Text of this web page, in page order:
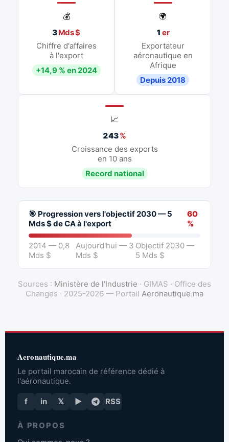
💰
3Mds $
Chiffre d'affaires
à l'export
+14,9 % en 2024
🌍
1 er
Exportateur
aéronautique en
Afrique
Depuis 2018
📈
243%
Croissance des exports
en 10 ans
Record national
🎯 Progression vers l'objectif 2030 — 5
Mds $ de CA à l'export
60
%
2014 — 0,8
Mds $
Aujourd'hui — 3
Mds $
Objectif 2030 —
5 Mds $
Sources : Ministère de l'Industrie · GIMAS · Office des
Changes · 2025-2026 — Portail Aeronautique.ma
Aeronautique.ma
Le portail marocain de référence dédié à
l'aéronautique.
f in 𝕏 ▶ RSS
À PROPOS